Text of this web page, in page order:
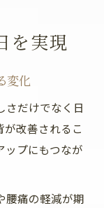
を実現
変化
さだけでなく日
改善されるこ
ップにもつなが
腰痛の軽減が期